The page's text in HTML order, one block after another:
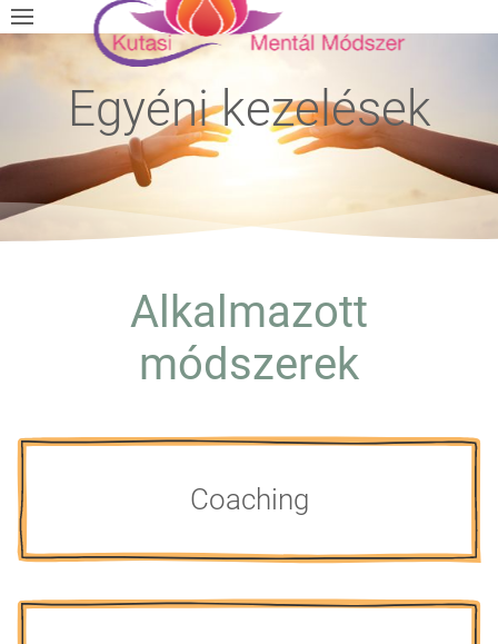
Egyéni kezelések
Alkalmazott
módszerek
Coaching